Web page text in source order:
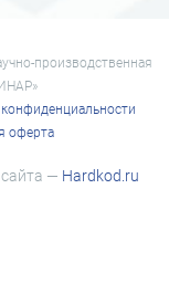
производственная
оферта
— Hardkod.ru